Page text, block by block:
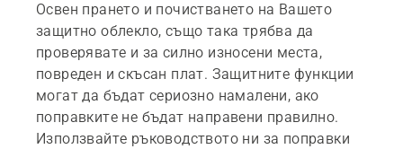
Освен прането и почистването на Вашето
защитно облекло, също така трябва да
проверявате и за силно износени места,
повреден и скъсан плат. Защитните функции
могат да бъдат сериозно намалени, ако
поправките не бъдат направени правилно.
Използвайте ръководството ни за поправки